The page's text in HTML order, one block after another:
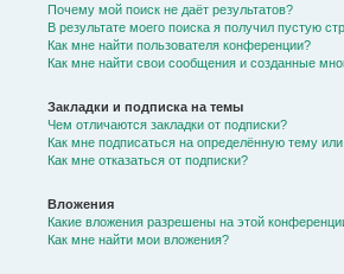
Почему мой поиск не даёт результатов?
В результате моего поиска я получил пустую
Как мне найти пользователя конференции?
Как мне найти свои сообщения и созданные
Закладки и подписка на темы
Чем отличаются закладки от подписки?
Как мне подписаться на определённую тему
Как мне отказаться от подписки?
Вложения
Какие вложения разрешены на этой
Как мне найти мои вложения?